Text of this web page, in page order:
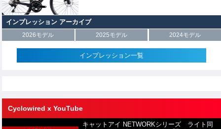
インプレッション アーカイブ
2026モデル 2025モデル 2024モデル
インプレッション一覧
Cyclowired x YouTube
キャットアイ NETWORKシリーズ ライト同